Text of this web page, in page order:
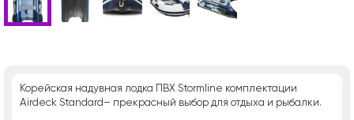
Корейская надувная лодка ПВХ Stormline комплектации
Airdeck Standard– прекрасный выбор для отдыха и рыбалки.